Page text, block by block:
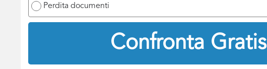
Perdita documenti
Confronta Gratis